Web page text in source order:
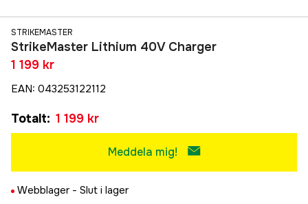
STRIKEMASTER
StrikeMaster Lithium 40V Charger
1 199 kr
EAN: 043253122112
Totalt: 1 199 kr
Meddela mig!
Webblager - Slut i lager